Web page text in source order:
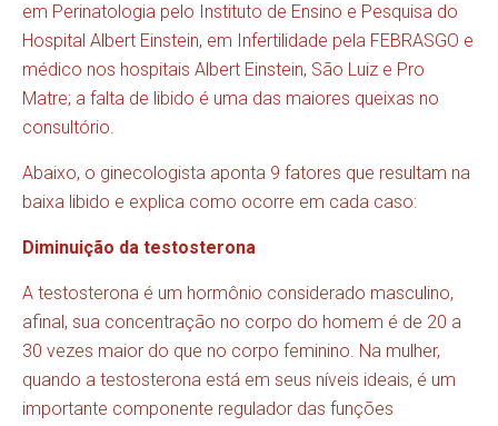
em Perinatologia pelo Instituto de Ensino e Pesquisa do
Hospital Albert Einstein, em Infertilidade pela FEBRASGO e
médico nos hospitais Albert Einstein, São Luiz e Pro
Matre; a falta de libido é uma das maiores queixas no
consultório.
Abaixo, o ginecologista aponta 9 fatores que resultam na
baixa libido e explica como ocorre em cada caso:
Diminuição da testosterona
A testosterona é um hormônio considerado masculino,
afinal, sua concentração no corpo do homem é de 20 a
30 vezes maior do que no corpo feminino. Na mulher,
quando a testosterona está em seus níveis ideais, é um
importante componente regulador das funções